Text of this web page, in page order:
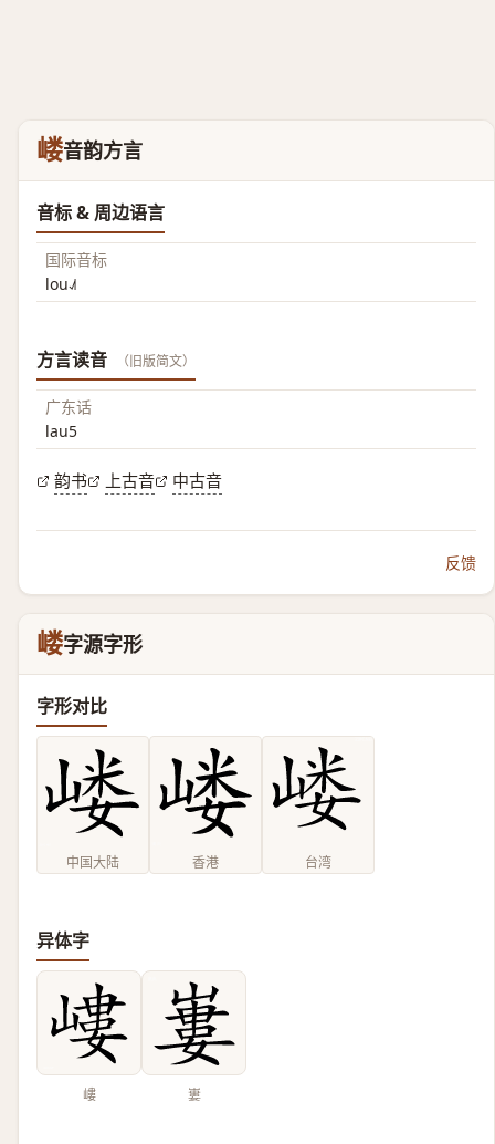
嵝音韵方言
音标 & 周边语言
国际音标
lou˨˩˦
方言读音 （旧版简文）
广东话
lau5
韵书 上古音 中古音
反馈
嵝字源字形
字形对比
中国大陆 香港 台湾
异体字
嶁 㟺